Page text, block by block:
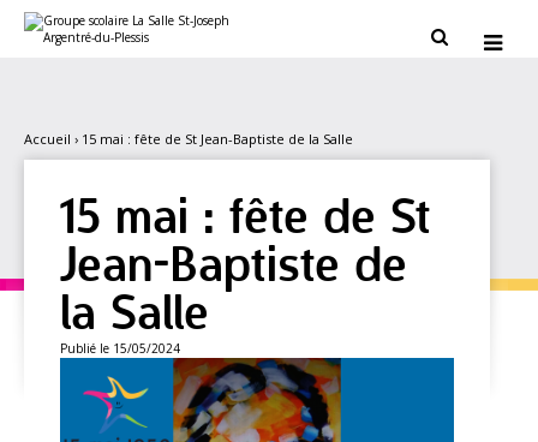
contenu.
personnels
 
Accueil › 15 mai : fête de St Jean-Baptiste de la Salle
15 mai : fête de St
Jean-Baptiste de
la Salle
Publié le 15/05/2024